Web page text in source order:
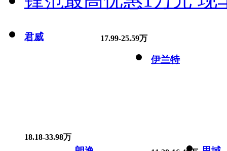
君威 17.99-25.59万
伊兰特
18.18-33.98万